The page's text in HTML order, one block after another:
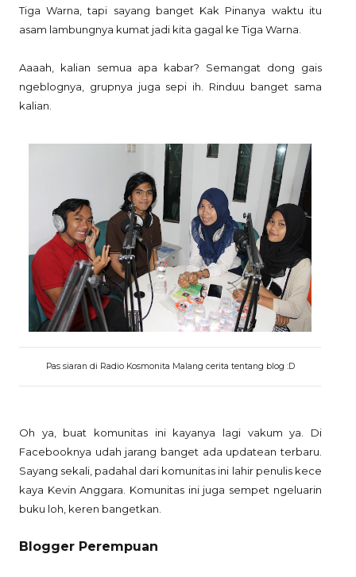
Tiga Warna, tapi sayang banget Kak Pinanya waktu itu
asam lambungnya kumat jadi kita gagal ke Tiga Warna.
Aaaah, kalian semua apa kabar? Semangat dong gais
ngeblognya, grupnya juga sepi ih. Rinduu banget sama
kalian.
Pas siaran di Radio Kosmonita Malang cerita tentang blog :D
Oh ya, buat komunitas ini kayanya lagi vakum ya. Di
Facebooknya udah jarang banget ada updatean terbaru.
Sayang sekali, padahal dari komunitas ini lahir penulis kece
kaya Kevin Anggara. Komunitas ini juga sempet ngeluarin
buku loh, keren bangetkan.
Blogger Perempuan